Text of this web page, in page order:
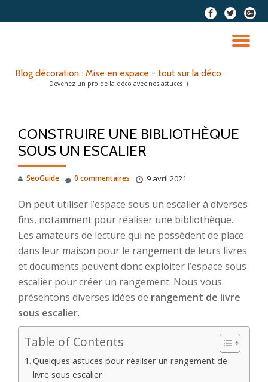
fa-
facebook
fa-
twitter
fa-
plus-
Blog décoration : Mise en espace - tout sur la déco
Devenez un pro de la déco avec nos astuces :)
CONSTRUIRE UNE BIBLIOTHÈQUE
SOUS UN ESCALIER
SeoGuide 9 avril 2021
0 commentaires
On peut utiliser l’espace sous un escalier à diverses
fins, notamment pour réaliser une bibliothèque.
Les amateurs de lecture qui ne possèdent de place
dans leur maison pour le rangement de leurs livres
et documents peuvent donc exploiter l’espace sous
escalier pour créer un rangement. Nous vous
présentons diverses idées de rangement de livre
sous escalier.
Table of Contents
Quelques astuces pour réaliser un rangement de
livre sous escalier